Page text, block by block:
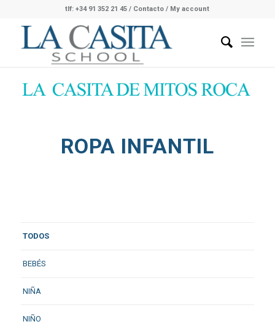
tlf: +34 91 352 21 45 / Contacto/ My account
ROPA INFANTIL
TODOS
BEBÉS
NIÑA
NIÑO